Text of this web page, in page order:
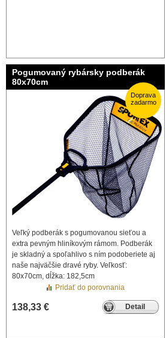
Pogumovaný rybársky podberák
80x70cm
Veľký podberák s pogumovanou sieťou a
extra pevným hliníkovým rámom. Podberák
je skladný a spoľahlivo s ním podoberiete aj
naše najväčšie dravé ryby. Veľkosť:
80x70cm, dĺžka: 182,5cm
138,33 € Detail
Pridať do porovnania
Doprava
zadarmo